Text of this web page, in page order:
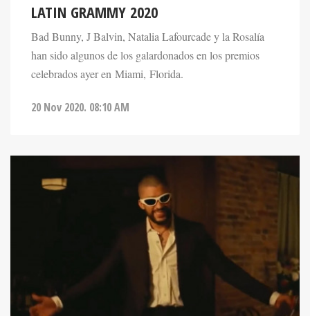
LATIN GRAMMY 2020
Bad Bunny, J Balvin, Natalia Lafourcade y la Rosalía
han sido algunos de los galardonados en los premios
celebrados ayer en Miami, Florida.
20 Nov 2020. 08:10 AM